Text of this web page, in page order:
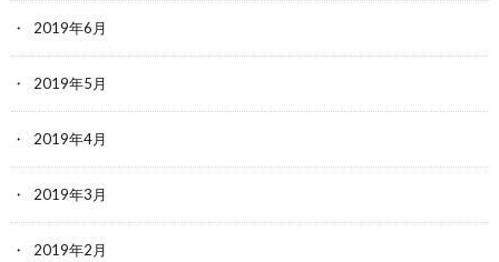
2019年6月
2019年5月
2019年4月
2019年3月
2019年2月